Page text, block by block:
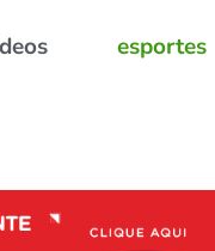
esportes